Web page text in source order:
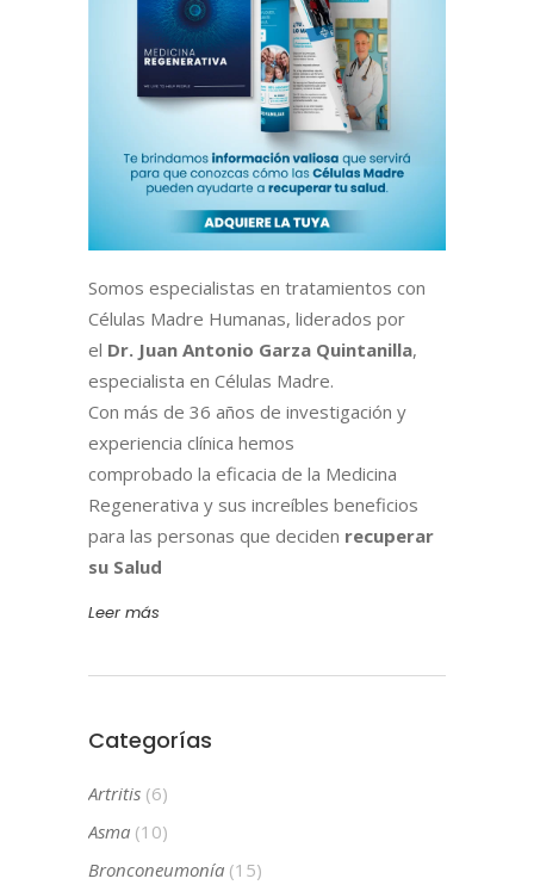
Somos especialistas en tratamientos con
Células Madre Humanas, liderados por
el Dr. Juan Antonio Garza Quintanilla,
especialista en Células Madre.
Con más de 36 años de investigación y
experiencia clínica hemos
comprobado la eficacia de la Medicina
Regenerativa y sus increíbles beneficios
para las personas que deciden recuperar
su Salud
Leer más
Categorías
Artritis (6)
Asma (10)
Bronconeumonía (15)